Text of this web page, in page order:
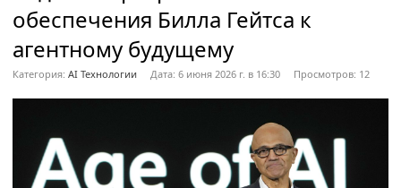
обеспечения Билла Гейтса к
агентному будущему
Категория: AI Технологии Дата: 6 июня 2026 г. в 16:30 Просмотров: 12